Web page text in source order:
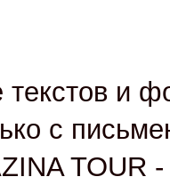
текстов и
с
TOUR -